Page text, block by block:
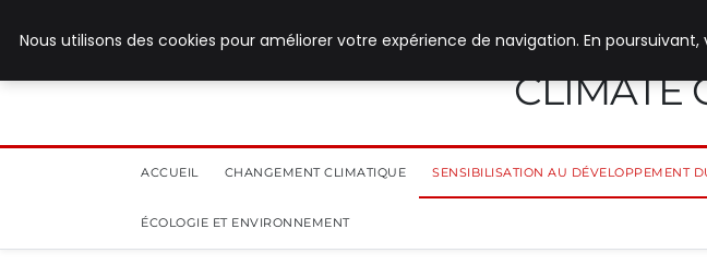
CLIMATE
ACCUEIL CHANGEMENT CLIMATIQUE SENSIBILISATION AU DÉVELOPPEMENT
ÉCOLOGIE ET ENVIRONNEMENT
Nous utilisons des cookies pour améliorer votre expérience de navigation. En